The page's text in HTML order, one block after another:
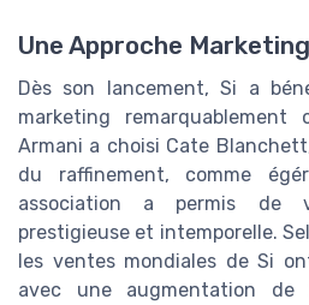
Une Approche
Dès son lancement, Si a
marketing remarquablement
Armani a choisi Cate
du raffinement, comme
association a permis de
prestigieuse et intemporelle.
les ventes mondiales de Si
avec une augmentation de